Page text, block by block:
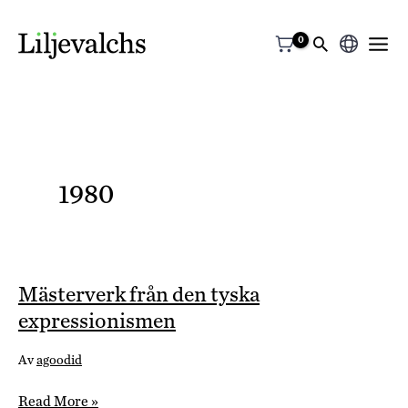
Välj
1980
Mästerverk från den tyska
expressionismen
Avagoodid
Mästerverk
Read More »